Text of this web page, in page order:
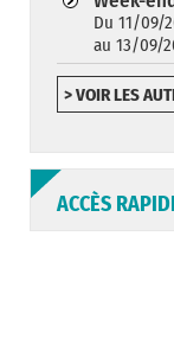
Du 11/09/
au 13/09/
> VOIR LES
ACCÈS